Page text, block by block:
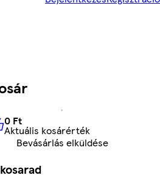
0 FtAktuális kosárérték
0 Ft
Aktuális kosárérték
Bevásárlás elküldése